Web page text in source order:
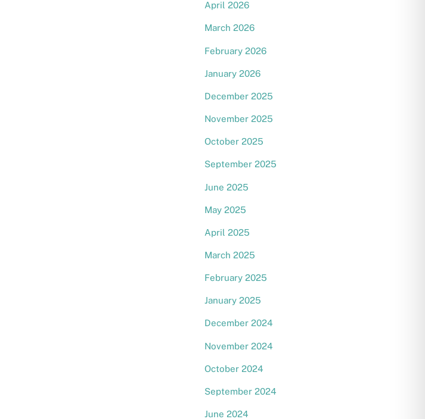
April 2026
March 2026
February 2026
January 2026
December 2025
November 2025
October 2025
September 2025
June 2025
May 2025
April 2025
March 2025
February 2025
January 2025
December 2024
November 2024
October 2024
September 2024
June 2024